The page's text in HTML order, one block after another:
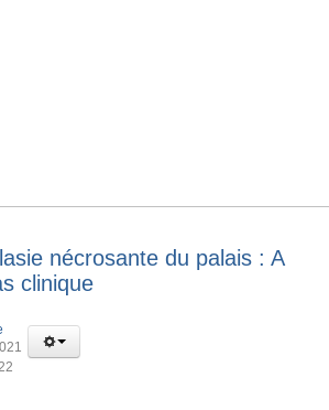
nécrosante du palais : A
clinique